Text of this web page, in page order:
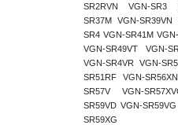
SR2RVN VGN-SR3
SR37M VGN-SR39VN
SR4 VGN-SR41M
VGN-SR49VT VGN-
VGN-SR4VR VGN-
SR51RF VGN-
SR57V VGN-
SR59VD VGN-
SR59XG